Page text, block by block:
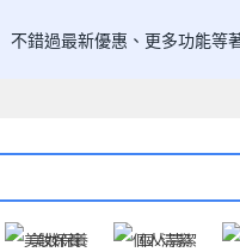
不錯過最新優惠、更多功能等
美妝保養 個人清潔